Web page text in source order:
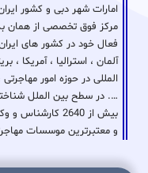
امارات شهر دبی و کشور
مرکز فوق تخصصی از همان
فعال خود در کشور های ایران
آلمان ، استرالیا ، آمریکا
المللی در حوزه امور
…. در سطح بین الملل
بیش از 2640
و معتبرترین موسسات